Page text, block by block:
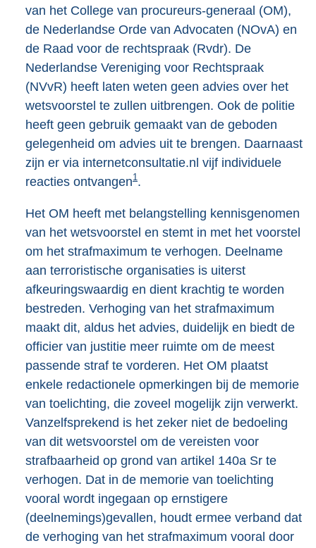
van het College van procureurs-generaal (OM),
de Nederlandse Orde van Advocaten (NOvA) en
de Raad voor de rechtspraak (Rvdr). De
Nederlandse Vereniging voor Rechtspraak
(NVvR) heeft laten weten geen advies over het
wetsvoorstel te zullen uitbrengen. Ook de politie
heeft geen gebruik gemaakt van de geboden
gelegenheid om advies uit te brengen. Daarnaast
zijn er via internetconsultatie.nl vijf individuele
reacties ontvangen1.
Het OM heeft met belangstelling kennisgenomen
van het wetsvoorstel en stemt in met het voorstel
om het strafmaximum te verhogen. Deelname
aan terroristische organisaties is uiterst
afkeuringswaardig en dient krachtig te worden
bestreden. Verhoging van het strafmaximum
maakt dit, aldus het advies, duidelijk en biedt de
officier van justitie meer ruimte om de meest
passende straf te vorderen. Het OM plaatst
enkele redactionele opmerkingen bij de memorie
van toelichting, die zoveel mogelijk zijn verwerkt.
Vanzelfsprekend is het zeker niet de bedoeling
van dit wetsvoorstel om de vereisten voor
strafbaarheid op grond van artikel 140a Sr te
verhogen. Dat in de memorie van toelichting
vooral wordt ingegaan op ernstigere
(deelnemings)gevallen, houdt ermee verband dat
de verhoging van het strafmaximum vooral door